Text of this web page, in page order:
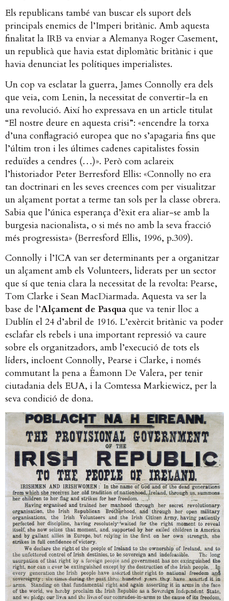
Els republicans també van buscar els suport dels
principals enemics de l’Imperi britànic. Amb aquesta
finalitat la IRB va enviar a Alemanya Roger Casement,
un republicà que havia estat diplomàtic britànic i que
havia denunciat les polítiques imperialistes.
Un cop va esclatar la guerra, James Connolly era dels
que veia, com Lenin, la necessitat de convertir-la en
una revolució. Així ho expressava en un article titulat
“El nostre deure en aquesta crisi”: «encendre la torxa
d’una conflagració europea que no s’apagaria fins que
l’últim tron i les últimes cadenes capitalistes fossin
reduïdes a cendres (…)». Però com aclareix
l’historiador Peter Berresford Ellis: «Connolly no era
tan doctrinari en les seves creences com per visualitzar
un alçament portat a terme tan sols per la classe obrera.
Sabia que l’única esperança d’èxit era aliar-se amb la
burgesia nacionalista, o si més no amb la seva fracció
més progressista» (Berresford Ellis, 1996, p.309).
Connolly i l’ICA van ser determinants per a organitzar
un alçament amb els Volunteers, liderats per un sector
que sí que tenia clara la necessitat de la revolta: Pearse,
Tom Clarke i Sean MacDiarmada. Aquesta va ser la
base de l’Alçament de Pasqua que va tenir lloc a
Dublín el 24 d’abril de 1916. L’exèrcit britànic va poder
esclafar els rebels i una important repressió va caure
sobre els organitzadors, amb l’execució de tots els
líders, incloent Connolly, Pearse i Clarke, i només
commutant la pena a Éamonn De Valera, per tenir
ciutadania dels EUA, i la Comtessa Markiewicz, per la
seva condició de dona.